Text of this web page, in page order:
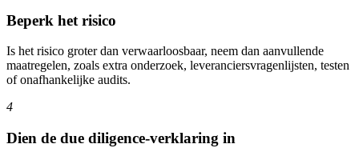
Beperk het risico
Is het risico groter dan verwaarloosbaar, neem dan aanvullende
maatregelen, zoals extra onderzoek, leveranciersvragenlijsten, testen
of onafhankelijke audits.
4
Dien de due diligence-verklaring in